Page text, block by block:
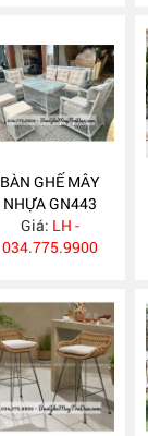
BÀN GHẾ MÂY
NHỰA GN443
Giá: LH -
034.775.9900